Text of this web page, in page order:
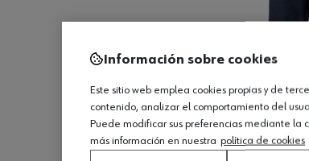
Información sobre cookies
Este sitio web emplea cookies propias y de
contenido, analizar el comportamiento del
Puede modificar sus preferencias mediante la
más información en nuestra política de cookies